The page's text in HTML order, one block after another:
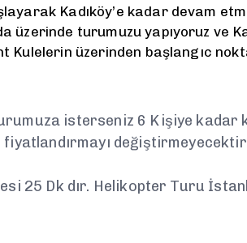
Kadıköy’e kadar devam
üzerinde turumuzu yapıyoruz ve
Kulelerin üzerinden başlangıc
isterseniz 6 Kişiye kadar
fiyatlandırmayı
25 Dk dır. Helikopter Turu